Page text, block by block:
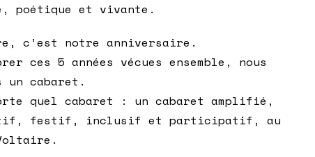
poétique et vivante.
c’est notre anniversaire.
ces 5 années vécues ensemble, nous
un cabaret.
quel cabaret : un cabaret amplifié,
festif, inclusif et participatif, au